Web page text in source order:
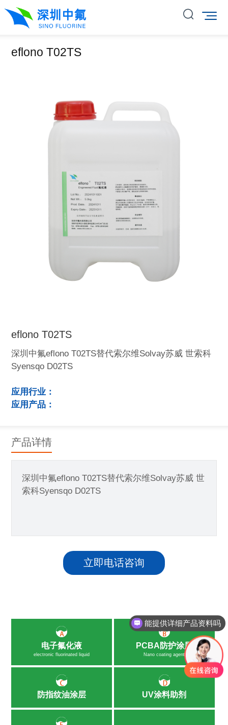
eflono T02TS
eflono T02TS
深圳中氟eflono T02TS替代索尔维Solvay苏威 世索科
Syensqo D02TS
应用行业：
应用产品：
产品详情
深圳中氟eflono T02TS替代索尔维Solvay苏威 世
索科Syensqo D02TS
立即电话咨询
电子氟化液
electronic fluorinated liquid
PCBA防护涂层
Nano coating agent
防指纹油涂层 UV涂料助剂
能提供详细产品资料吗